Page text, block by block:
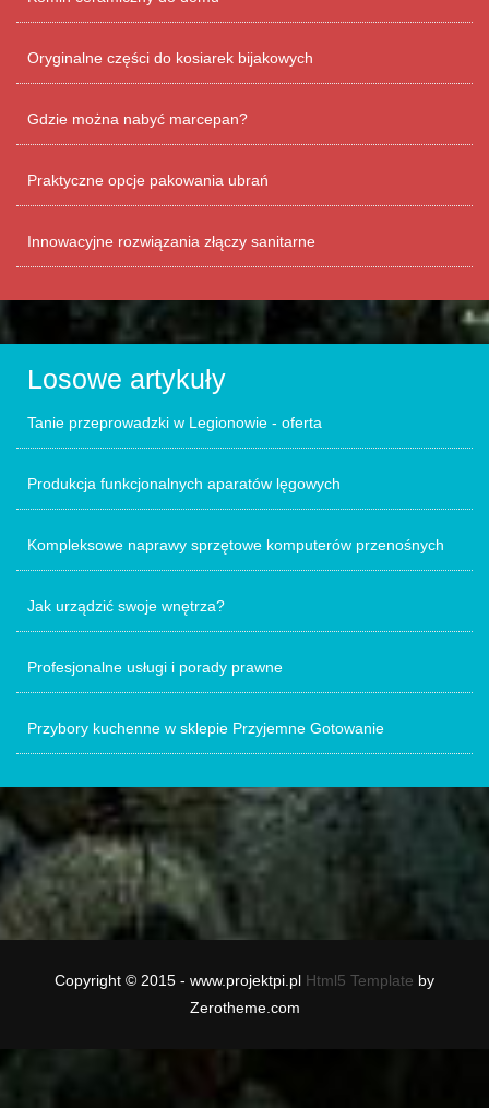
Oryginalne części do kosiarek bijakowych
Gdzie można nabyć marcepan?
Praktyczne opcje pakowania ubrań
Innowacyjne rozwiązania złączy sanitarne
Losowe artykuły
Tanie przeprowadzki w Legionowie - oferta
Produkcja funkcjonalnych aparatów lęgowych
Kompleksowe naprawy sprzętowe komputerów przenośnych
Jak urządzić swoje wnętrza?
Profesjonalne usługi i porady prawne
Przybory kuchenne w sklepie Przyjemne Gotowanie
Copyright © 2015 - www.projektpi.pl Html5 Template by
Zerotheme.com